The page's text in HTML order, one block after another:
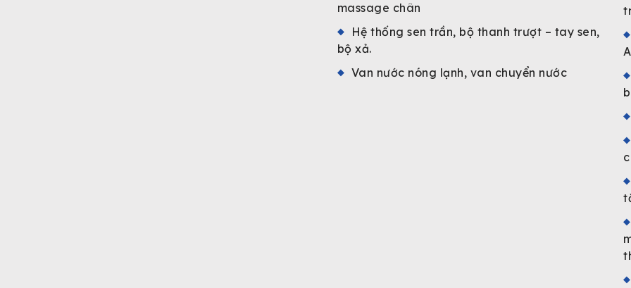
massage chân
Hệ thống sen trần, bộ thanh trượt – tay sen,
bộ xả.
Van nước nóng lạnh, van chuyển nước